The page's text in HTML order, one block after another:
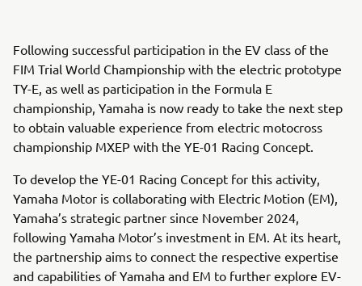
Following successful participation in the EV class of the
FIM Trial World Championship with the electric prototype
TY-E, as well as participation in the Formula E
championship, Yamaha is now ready to take the next step
to obtain valuable experience from electric motocross
championship MXEP with the YE-01 Racing Concept.
To develop the YE-01 Racing Concept for this activity,
Yamaha Motor is collaborating with Electric Motion (EM),
Yamaha’s strategic partner since November 2024,
following Yamaha Motor’s investment in EM. At its heart,
the partnership aims to connect the respective expertise
and capabilities of Yamaha and EM to further explore EV-